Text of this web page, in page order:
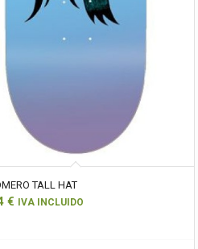
TALL HAT
€ IVA INCLUIDO